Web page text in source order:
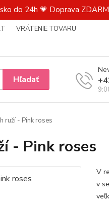
do 24h 💗 Doprava
VRÁTENIE TOVARU
Hľadať
ruží - Pink roses
- Pink roses
V
v